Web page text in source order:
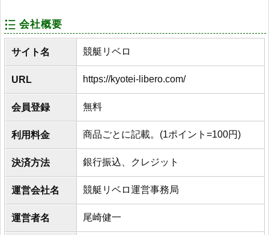
会社概要
サイト名 競艇リベロ
URL https://kyotei-libero.com/
会員登録 無料
利用料金 商品ごとに記載。(1ポイント=100円)
決済方法 銀行振込、クレジット
運営会社名 競艇リベロ運営事務局
運営者名 尾崎健一